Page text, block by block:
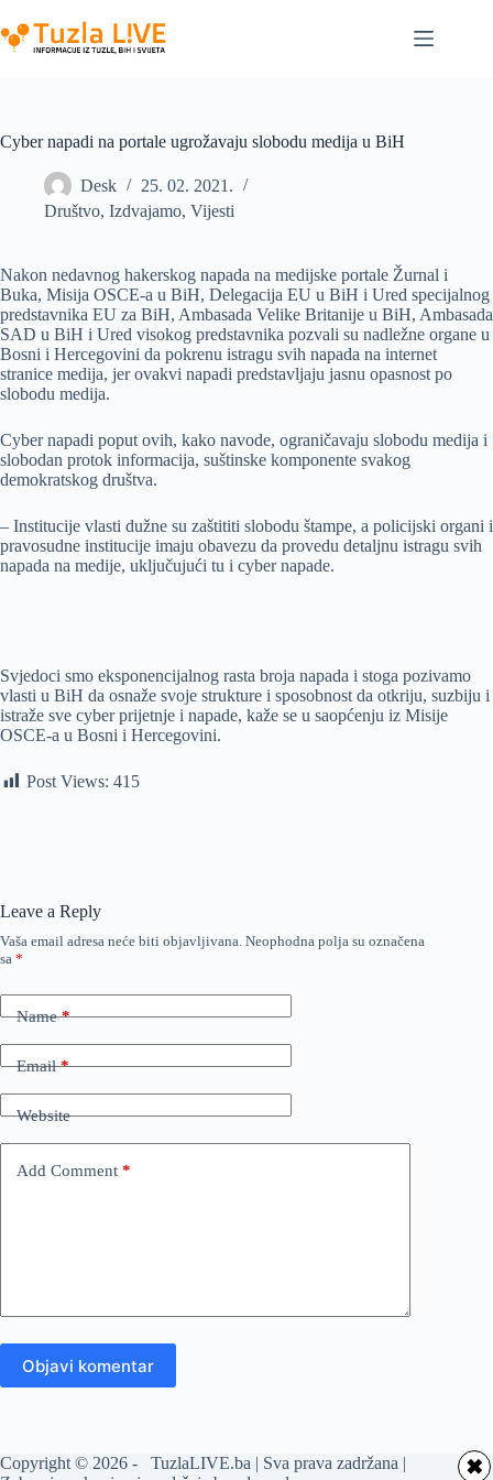
to
content
Cyber napadi na portale ugrožavaju slobodu medija u BiH
Desk
25. 02. 2021.
Društvo, Izdvajamo, Vijesti
Nakon nedavnog hakerskog napada na medijske portale Žurnal i
Buka, Misija OSCE-a u BiH, Delegacija EU u BiH i Ured specijalnog
predstavnika EU za BiH, Ambasada Velike Britanije u BiH, Ambasada
SAD u BiH i Ured visokog predstavnika pozvali su nadležne organe u
Bosni i Hercegovini da pokrenu istragu svih napada na internet
stranice medija, jer ovakvi napadi predstavljaju jasnu opasnost po
slobodu medija.
Cyber napadi poput ovih, kako navode, ograničavaju slobodu medija i
slobodan protok informacija, suštinske komponente svakog
demokratskog društva.
– Institucije vlasti dužne su zaštititi slobodu štampe, a policijski organi i
pravosudne institucije imaju obavezu da provedu detaljnu istragu svih
napada na medije, uključujući tu i cyber napade.
Svjedoci smo eksponencijalnog rasta broja napada i stoga pozivamo
vlasti u BiH da osnaže svoje strukture i sposobnost da otkriju, suzbiju i
istraže sve cyber prijetnje i napade, kaže se u saopćenju iz Misije
OSCE-a u Bosni i Hercegovini.
Post Views: 415
Leave a Reply
Vaša email adresa neće biti objavljivana. Neophodna polja su označena
sa *
Name*
Email*
Website
Add Comment *
Objavi komentar
Copyright © 2026 - TuzlaLIVE.ba | Sva prava zadržana |
✖